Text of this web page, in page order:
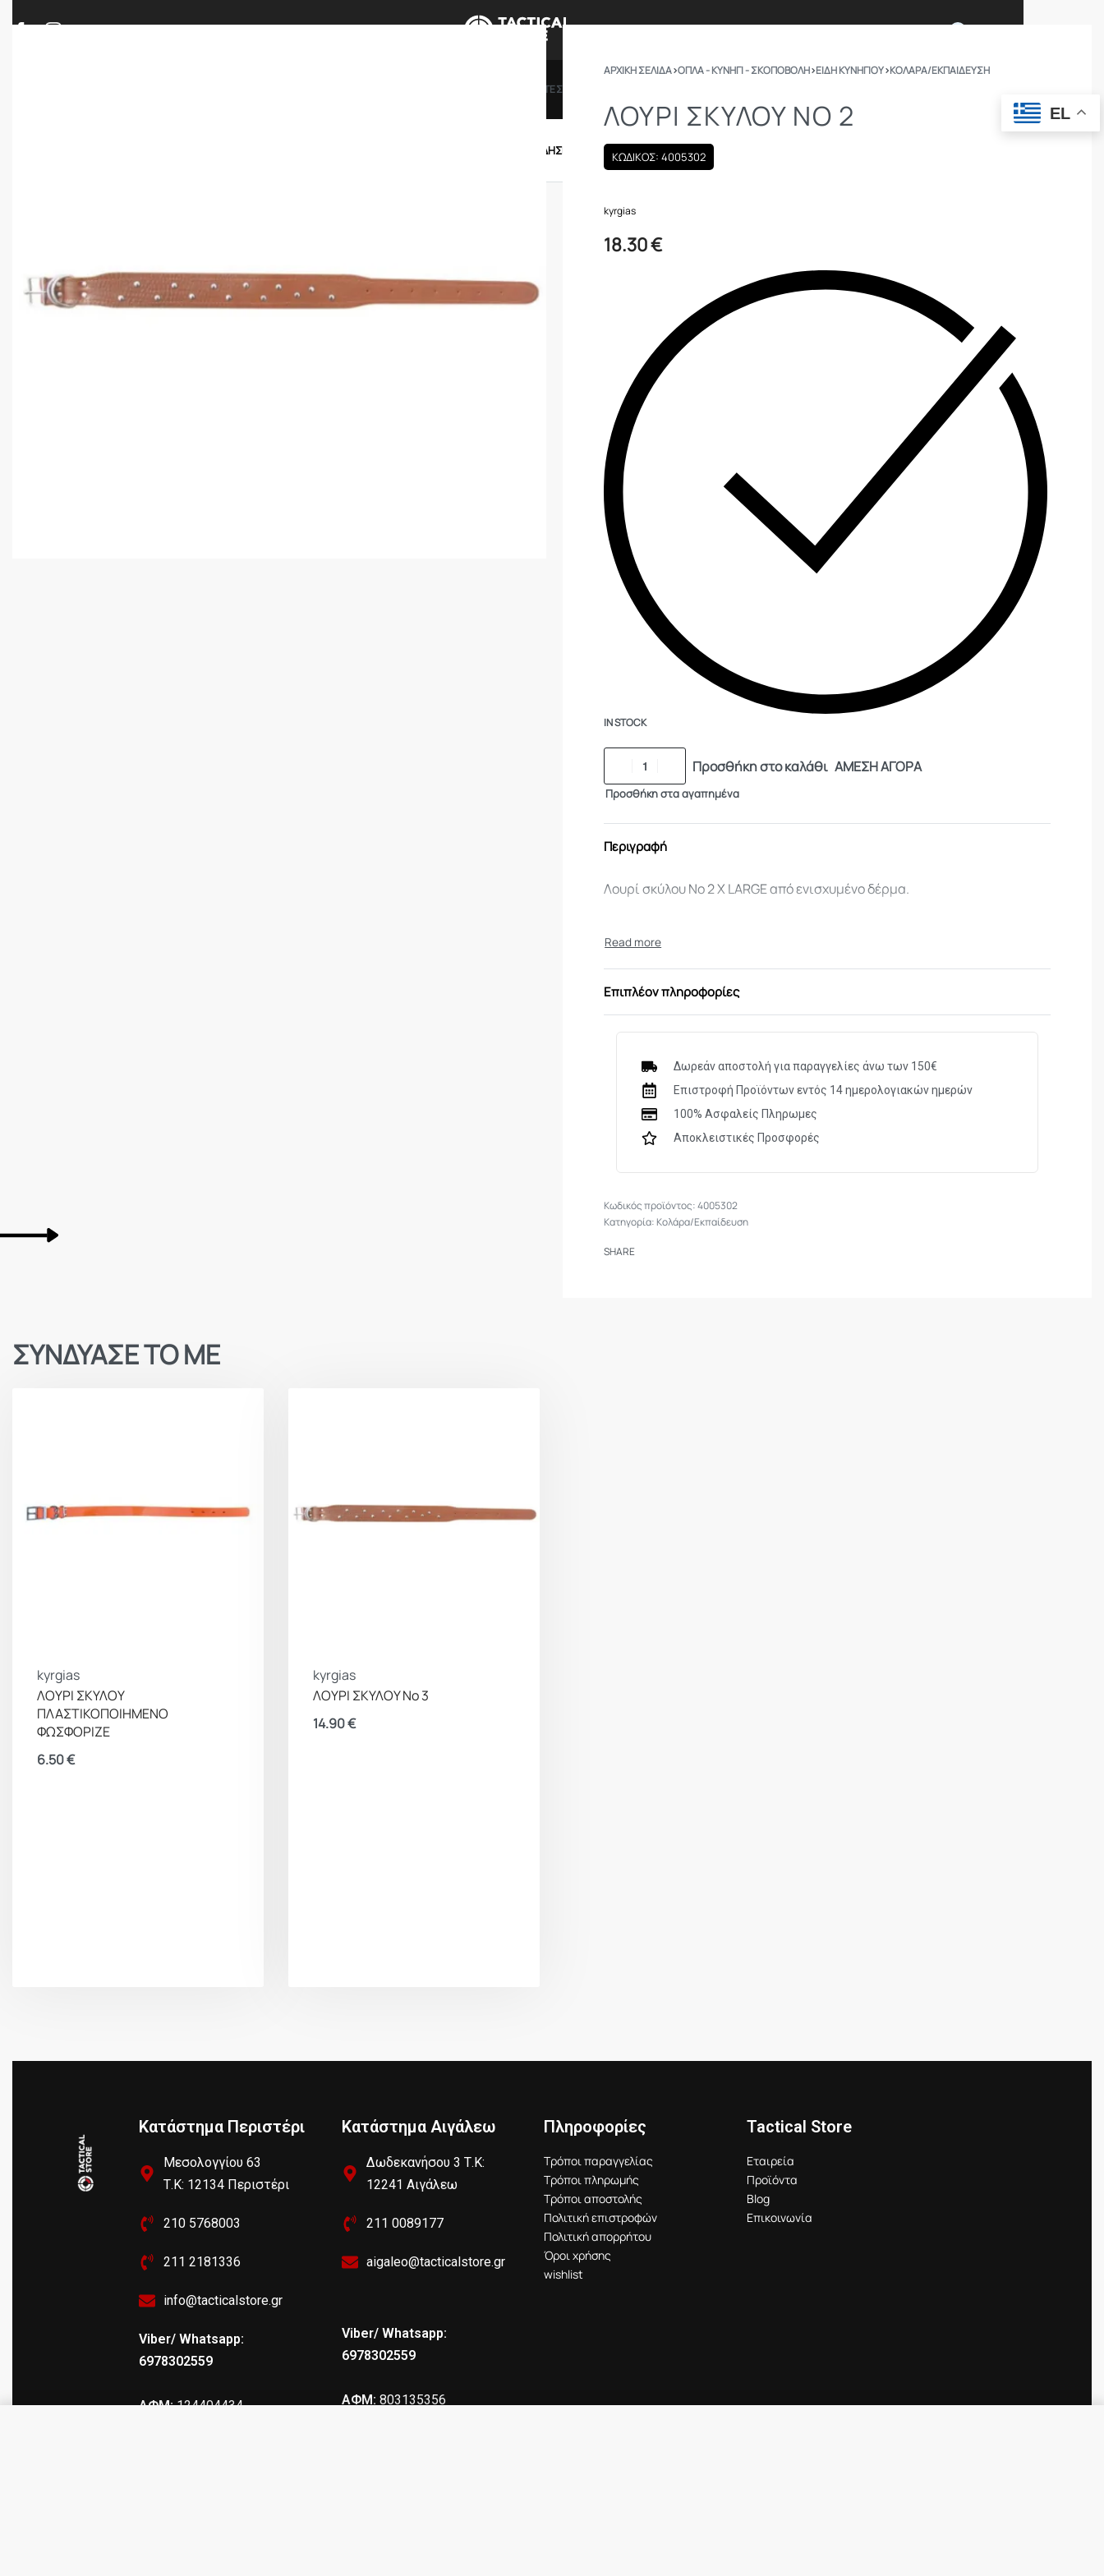
ΔΩΡΟΚΑΡΤΕΣ
ΕΝΔΥΣΗ – ΥΠΟΔΗΣΗ ΕΞΟΠΛΙΣΜΟΣ
ΑΡΧΙΚΉ ΣΕΛΊΔΑ›ΟΠΛΑ - ΚΥΝΗΓΙ - ΣΚΟΠΟΒΟΛΗ›ΕΙΔΗ ΚΥΝΗΓΙΟΥ›ΚΟΛΆΡΑ/ΕΚΠΑΊΔΕΥΣΗ
ΛΟΥΡΙ ΣΚΥΛΟΥ ΝΟ 2
ΚΩΔΙΚΟΣ: 4005302
kyrgias
18.30€
IN STOCK
Προσθήκη στο καλάθι ΑΜΕΣΗ ΑΓΟΡΑ
Προσθήκη στα αγαπημένα
Περιγραφή
Λουρί σκύλου Νο 2 X LARGE από ενισχυμένο δέρμα.
Επιπλέον πληροφορίες
Δωρεάν αποστολή για παραγγελίες άνω των 150€
Επιστροφή Προϊόντων εντός 14 ημερολογιακών ημερών
100% Ασφαλείς Πληρωμες
Αποκλειστικές Προσφορές
4005302
Κατηγορία: Κολάρα/Εκπαίδευση
SHARE
ΣΥΝΔΥΑΣΕ ΤΟ ΜΕ
kyrgias
ΛΟΥΡΙ ΣΚΥΛΟΥ
ΠΛΑΣΤΙΚΟΠΟΙΗΜΕΝΟ
ΦΩΣΦΟΡΙΖΕ
6.50€
kyrgias
ΛΟΥΡΙ ΣΚΥΛΟΥ Νο 3
14.90€
Κατάστημα Περιστέρι
Μεσολογγίου 63
Τ.Κ: 12134 Περιστέρι
210 5768003
211 2181336
info@tacticalstore.gr
Viber/ Whatsapp:
6978302559
ΑΦΜ:124404434
Κατάστημα Αιγάλεω
Δωδεκανήσου 3 Τ.Κ:
12241 Αιγάλεω
211 0089177
aigaleo@tacticalstore.gr
Viber/ Whatsapp:
6978302559
ΑΦΜ: 803135356
Πληροφορίες
Τρόποι παραγγελίας
Τρόποι πληρωμής
Τρόποι αποστολής
Πολιτική επιστροφών
Πολιτική απορρήτου
Όροι χρήσης
wishlist
Tactical Store
Εταιρεία
Προϊόντα
Blog
Επικοινωνία
EL